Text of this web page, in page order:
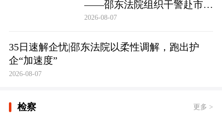
——邵东法院组织干警赴市禁
毒教育基地参观学习
2026-08-07
35日速解企忧|邵东法院以柔性调解，跑出护
企“加速度”
2026-08-07
检察 更多 >